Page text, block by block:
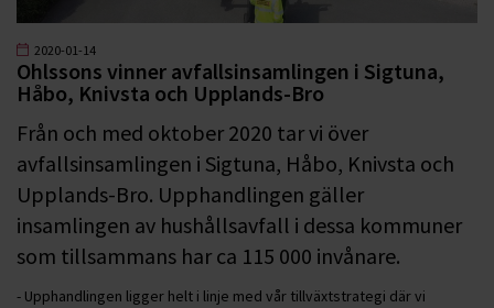
2020-01-14
Ohlssons vinner avfallsinsamlingen i Sigtuna,
Håbo, Knivsta och Upplands-Bro
Från och med oktober 2020 tar vi över
avfallsinsamlingen i Sigtuna, Håbo, Knivsta och
Upplands-Bro. Upphandlingen gäller
insamlingen av hushållsavfall i dessa kommuner
som tillsammans har ca 115 000 invånare.
- Upphandlingen ligger helt i linje med vår tillväxtstrategi där vi